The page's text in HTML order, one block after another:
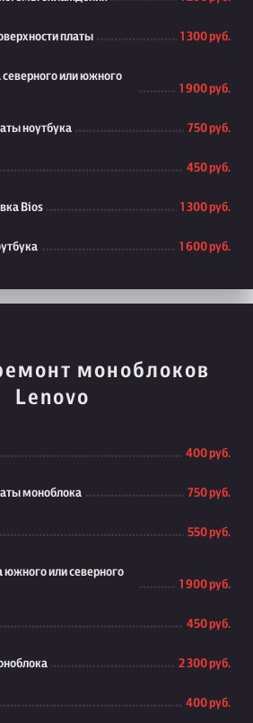
платы 1 300 руб.
или южного
1 900 руб.
ноутбука 750 руб.
450 руб.
Bios 1 300 руб.
1 600 руб.
моноблоков
Lenovo
400 руб.
моноблока 750 руб.
550 руб.
южного или северного
1 900 руб.
450 руб.
2 300 руб.
400 руб.